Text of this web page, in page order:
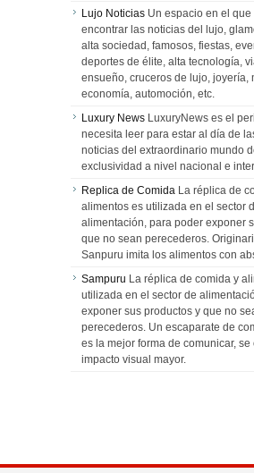
Lujo Noticias Un espacio en el que
encontrar las noticias del lujo,
alta sociedad, famosos, fiestas,
deportes de élite, alta tecnología,
ensueño, cruceros de lujo, joyería,
economía, automoción, etc.
Luxury News LuxuryNews es el
necesita leer para estar al día de
noticias del extraordinario mundo
exclusividad a nivel nacional e
Replica de Comida La réplica de
alimentos es utilizada en el sector
alimentación, para poder exponer
que no sean perecederos.
Sanpuru imita los alimentos con
Sampuru La réplica de comida y
utilizada en el sector de
exponer sus productos y que no
perecederos. Un escaparate de
es la mejor forma de comunicar, se
impacto visual mayor.